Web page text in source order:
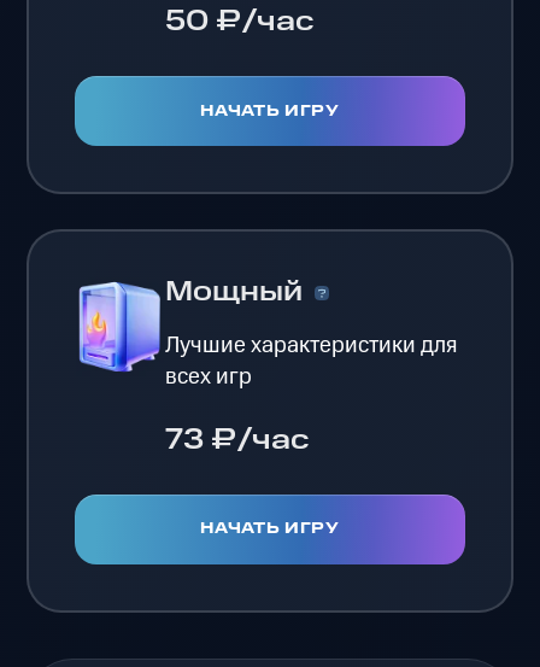
50 ₽/час
НАЧАТЬ ИГРУ
Мощный
Лучшие характеристики для
всех игр
73 ₽/час
НАЧАТЬ ИГРУ